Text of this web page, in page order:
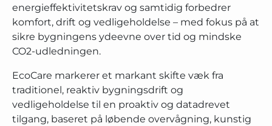
energieffektivitetskrav og samtidig forbedrer
komfort, drift og vedligeholdelse – med fokus på at
sikre bygningens ydeevne over tid og mindske
CO2-udledningen.
EcoCare markerer et markant skifte væk fra
traditionel, reaktiv bygningsdrift og
vedligeholdelse til en proaktiv og datadrevet
tilgang, baseret på løbende overvågning, kunstig